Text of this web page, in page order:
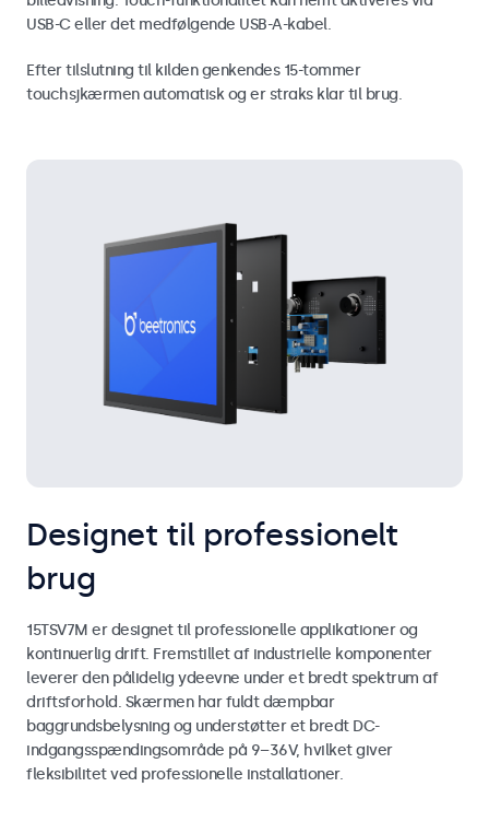
USB-C eller det medfølgende USB-A-kabel.
Efter tilslutning til kilden genkendes 15-tommer
touchsjkærmen automatisk og er straks klar til brug.
Designet til professionelt
brug
15TSV7M er designet til professionelle applikationer og
kontinuerlig drift. Fremstillet af industrielle komponenter
leverer den pålidelig ydeevne under et bredt spektrum af
driftsforhold. Skærmen har fuldt dæmpbar
baggrundsbelysning og understøtter et bredt DC-
indgangsspændingsområde på 9–36V, hvilket giver
fleksibilitet ved professionelle installationer.